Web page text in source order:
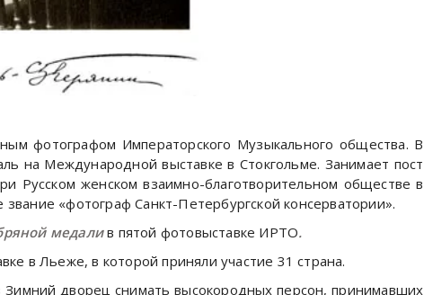
фотографом Императорского Музыкального общества. В
на Международной выставке в Стокгольме. Занимает пост
Русском женском взаимно-благотворительном обществе в
«фотограф Санкт-Петербургской консерватории».
медалив пятой фотовыставке ИРТО.
в Льеже, в которой приняли участие 31 страна.
Зимний дворец снимать высокородных персон, принимавших